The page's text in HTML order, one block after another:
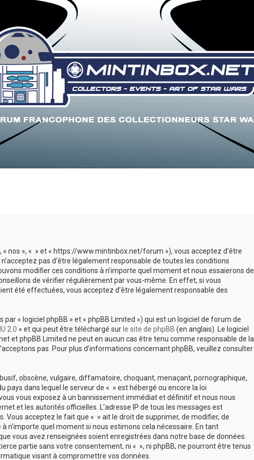
« nos », « » et « https://www.mintinbox.net/forum »), vous acceptez d’être
pas d’être légalement responsable de toutes les conditions
modifier ces conditions à n’importe quel moment et nous essaierons de
de vérifier régulièrement par vous-même. En effet, si vous
été effectuées, vous acceptez d’être légalement responsable des
« logiciel phpBB » et « phpBB Limited ») qui est un logiciel de forum de
2.0 » et qui peut être téléchargé sur le site de phpBB (en anglais). Le logiciel
et phpBB Limited ne peut en aucun cas être tenu comme responsable de la
pas. Pour plus d’informations concernant phpBB, veuillez consulter
obscène, vulgaire, diffamatoire, choquant, menaçant, pornographique,
pays dans lequel le serveur de « » est hébergé ou encore la loi
vous exposez à un bannissement immédiat et définitif et nous nous
et les autorités officielles. L’adresse IP de tous les messages est
Vous acceptez le fait que « » ait le droit de supprimer, de modifier, de
n’importe quel moment si nous estimons cela nécessaire. En tant
vous avez renseignées soient enregistrées dans notre base de données.
partie sans votre consentement, ni « », ni phpBB, ne pourront être tenus
visant à compromettre vos données.